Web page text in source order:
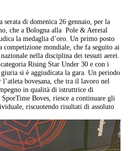
serata di domenica 26 gennaio, per la
che a Bologna alla Pole & Aereial
la medaglia d’oro. Un primo posto
competizione mondiale, che fa seguito ai
nella disciplina dei tessuti aerei.
Rising Star Under 30 e con i
si è aggiudicata la gara. Un periodo
bovesana, che tra il lavoro nel
in qualità di istruttrice di
SporTime Boves, riesce a continuare gli
riscuotendo risultati di assoluto